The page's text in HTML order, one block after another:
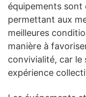
équipements sont
permettant aux
meilleures
manière à
convivialité, car
expérience